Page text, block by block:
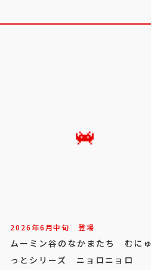
2026年6月中旬 登場
ムーミン谷のなかまたち むにゅ
っとシリーズ ニョロニョロ